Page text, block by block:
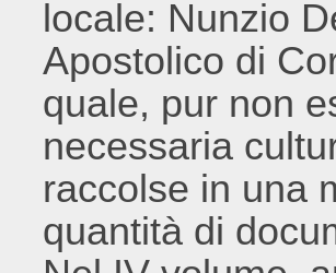
locale: Nunzio
Apostolico di
quale, pur non
necessaria
raccolse in una
quantità di